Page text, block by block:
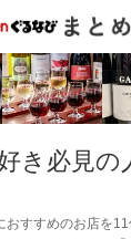
き必見の
おすすめのお店を